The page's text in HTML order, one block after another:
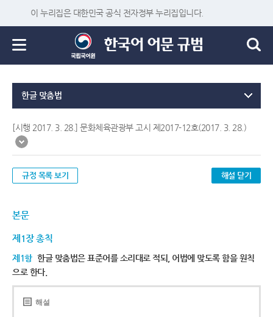
이 누리집은 대한민국 공식 전자정부 누리집입니다.
한글 맞춤법
[시행 2017. 3. 28.] 문화체육관광부 고시 제2017-12호(2017. 3. 28.)
규정 목록 보기 해설 닫기
본문
제1장 총칙
제1항 한글 맞춤법은 표준어를 소리대로 적되, 어법에 맞도록 함을 원칙
으로 한다.
해설